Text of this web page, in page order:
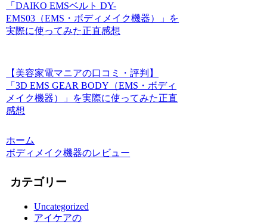
「DAIKO EMSベルト DY-
EMS03（EMS・ボディメイク機器）」を
実際に使ってみた正直感想
【美容家電マニアの口コミ・評判】
「3D EMS GEAR BODY（EMS・ボディ
メイク機器）」を実際に使ってみた正直
感想
ホーム
ボディメイク機器のレビュー
カテゴリー
Uncategorized
アイケアの